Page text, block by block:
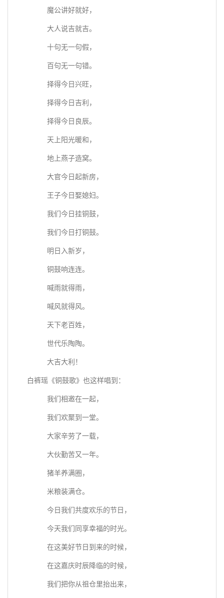
魔公讲好就好，
大人说吉就吉。
十句无一句假，
百句无一句错。
择得今日兴旺，
择得今日吉利，
择得今日良辰。
天上阳光暖和，
地上燕子造窝。
大官今日起新房，
王子今日娶媳妇。
我们今日挂铜鼓，
我们今日打铜鼓。
明日入新岁，
铜鼓响连连。
喊雨就得雨，
喊风就得风。
天下老百姓，
世代乐陶陶。
大吉大利！
白裤瑶《铜鼓歌》也这样唱到：
我们相邀在一起，
我们欢聚到一堂。
大家辛劳了一载，
大伙勤苦又一年。
猪羊养满圈，
米粮装满仓。
今日我们共度欢乐的节日，
今天我们同享幸福的时光。
在这美好节日到来的时候，
在这嘉庆时辰降临的时候，
我们把你从祖仓里抬出来，